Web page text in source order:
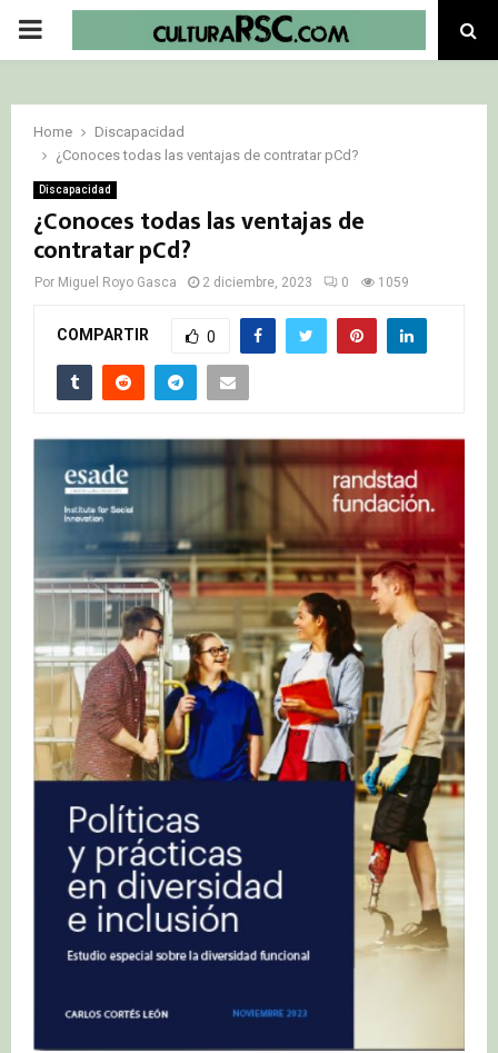
PRIMARY
Home
Discapacidad
¿Conoces todas las ventajas de contratar pCd?
Discapacidad
¿Conoces todas las ventajas de
contratar pCd?
Por Miguel Royo Gasca 2 diciembre, 2023 0 1059
COMPARTIR 0